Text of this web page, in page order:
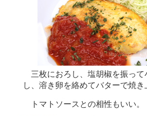
三枚におろし、塩胡椒を振って
し、溶き卵を絡めてバターで焼き
トマトソースとの相性もいい。